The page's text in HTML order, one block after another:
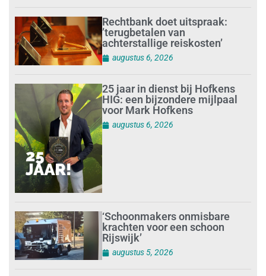
Rechtbank doet uitspraak:
’terugbetalen van
achterstallige reiskosten’
augustus 6, 2026
25 jaar in dienst bij Hofkens
HIG: een bijzondere mijlpaal
voor Mark Hofkens
augustus 6, 2026
‘Schoonmakers onmisbare
krachten voor een schoon
Rijswijk’
augustus 5, 2026